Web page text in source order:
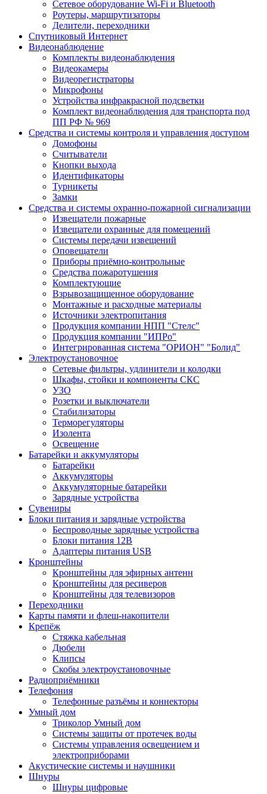
Сетевое оборудование Wi-Fi и Bluetooth
Роутеры, маршрутизаторы
Делители, переходники
Спутниковый Интернет
Видеонаблюдение
Комплекты видеонаблюдения
Видеокамеры
Видеорегистраторы
Микрофоны
Устройства инфракрасной подсветки
Комплект видеонаблюдения для транспорта под
ПП РФ № 969
Средства и системы контроля и управления доступом
Домофоны
Считыватели
Кнопки выхода
Идентификаторы
Турникеты
Замки
Средства и системы охранно-пожарной сигнализации
Извещатели пожарные
Извещатели охранные для помещений
Системы передачи извещений
Оповещатели
Приборы приёмно-контрольные
Средства пожаротушения
Комплектующие
Взрывозащищенное оборудование
Монтажные и расходные материалы
Источники электропитания
Продукция компании НПП "Стелс"
Продукция компании "ИПРо"
Интегрированная система "ОРИОН" "Болид"
Электроустановочное
Сетевые фильтры, удлинители и колодки
Шкафы, стойки и компоненты СКС
УЗО
Розетки и выключатели
Стабилизаторы
Терморегуляторы
Изолента
Освещение
Батарейки и аккумуляторы
Батарейки
Аккумуляторы
Аккумуляторные батарейки
Зарядные устройства
Сувениры
Блоки питания и зарядные устройства
Беспроводные зарядные устройства
Блоки питания 12В
Адаптеры питания USB
Кронштейны
Кронштейны для эфирных антенн
Кронштейны для ресиверов
Кронштейны для телевизоров
Переходники
Карты памяти и флеш-накопители
Крепёж
Стяжка кабельная
Дюбели
Клипсы
Скобы электроустановочные
Радиоприёмники
Телефония
Телефонные разъёмы и коннекторы
Умный дом
Триколор Умный дом
Системы защиты от протечек воды
Системы управления освещением и
электроприборами
Акустические системы и наушники
Шнуры
Шнуры цифровые